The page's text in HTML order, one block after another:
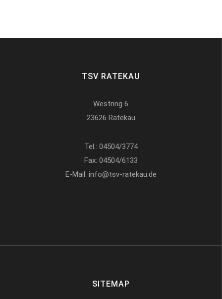
TSV RATEKAU
Westring 6
23626 Ratekau
Tel.: 04504/3774
Fax: 04504/6133
E-Mail: info@tsv-ratekau.de
SITEMAP